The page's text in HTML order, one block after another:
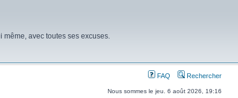
avec toutes ses excuses.
FAQ Rechercher
Nous sommes le jeu. 6 août 2026, 19:16